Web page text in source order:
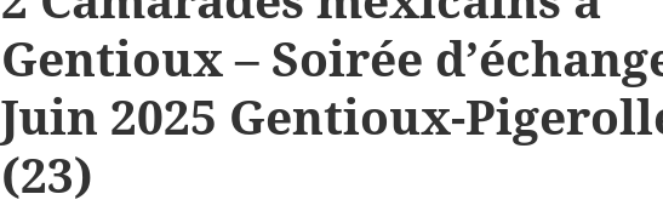
Gentioux – Soirée
Juin 2025 Gentioux-
(23)